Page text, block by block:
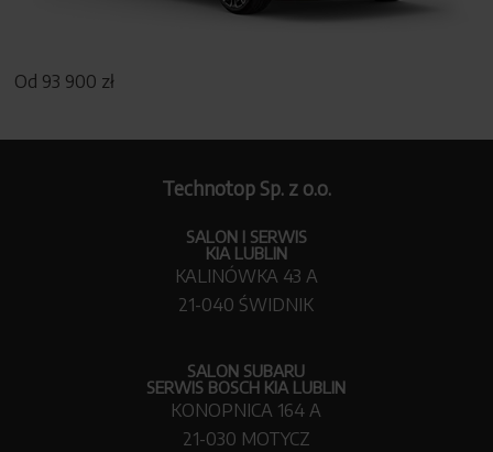
Od 93 900 zł
Technotop Sp. z o.o.
SALON I SERWIS
KIA LUBLIN
KALINÓWKA 43 A
21-040 ŚWIDNIK
SALON SUBARU
SERWIS BOSCH KIA LUBLIN
KONOPNICA 164 A
21-030 MOTYCZ